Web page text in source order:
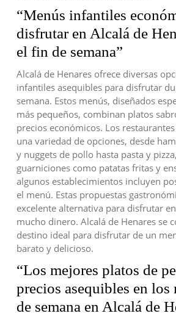
“Menús infantiles
disfrutar en Alcalá de
el fin de semana”
Alcalá de Henares ofrece diversas
infantiles asequibles para disfrutar
semana. Estos menús, diseñados
más pequeños, combinan platos
precios económicos. Los
una variedad de opciones, desde
y nuggets de pollo hasta pasta y
guarniciones como patatas fritas y
algunos establecimientos incluyen
el menú. Estas propuestas
excelente alternativa para disfrutar
mucho dinero. Alcalá de Henares se
destino ideal para disfrutar de un
barato y delicioso.
“Los mejores platos de
precios asequibles en los
de semana en Alcalá de